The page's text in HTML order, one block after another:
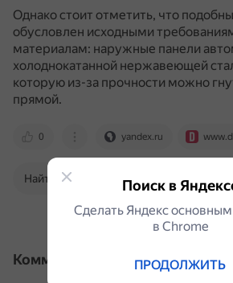
Однако стоит отметить, что
обусловлен исходными
материалам: наружные панели
холоднокатанной нержавеющей
которую из-за прочности можно
прямой.
0 yandex.ru
Найти в Поиске
Комментарии
Поиск в
Сделать Яндекс
в Сhrome
ПРОДОЛЖИТЬ